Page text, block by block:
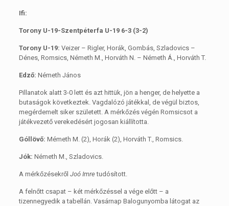
Ifi:
Torony U-19-Szentpéterfa U-19 6-3 (3-2)
Torony U-19: Veizer – Rigler, Horák, Gombás, Szladovics –
Dénes, Romsics, Németh M., Horváth N. – Németh Á., Horváth T.
Edző: Németh János
Pillanatok alatt 3-0 lett és azt hittük, jön a henger, de helyette a
butaságok következtek. Vagdalózó játékkal, de végül biztos,
megérdemelt siker született. A mérkőzés végén Romsicsot a
játékvezető verekedésért jogosan kiállította.
Góllövő: Mémeth M. (2), Horák (2), Horváth T., Romsics.
Jók: Németh M., Szladovics.
A mérkőzésekről Joó Imretudósított.
A felnőtt csapat – két mérkőzéssel a vége előtt – a
tizennegyedik a tabellán. Vasárnap Balogunyomba látogat az